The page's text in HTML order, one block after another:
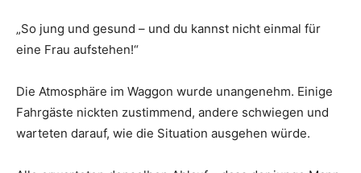
„So jung und gesund – und du kannst nicht einmal für
eine Frau aufstehen!“
Die Atmosphäre im Waggon wurde unangenehm. Einige
Fahrgäste nickten zustimmend, andere schwiegen und
warteten darauf, wie die Situation ausgehen würde.